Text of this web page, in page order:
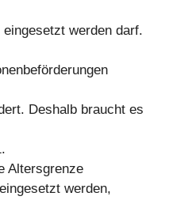
werden darf.
Deshalb braucht es
Altersgrenze
werden,